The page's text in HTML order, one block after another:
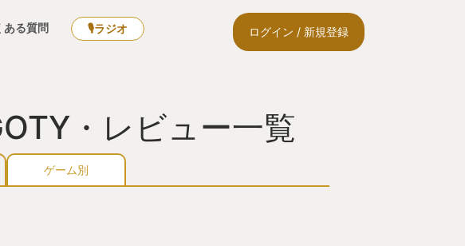
ある質問 🎙ラジオ ログイン / 新規登録
・レビュー一覧
ゲーム別